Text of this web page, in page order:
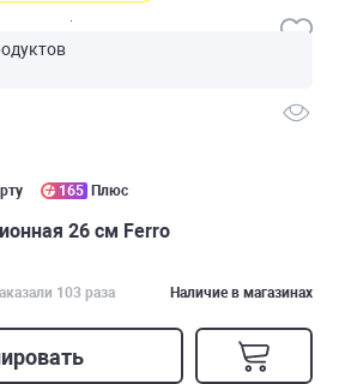
165 Плюс
26 см Ferro
103 раза Наличие в магазинах